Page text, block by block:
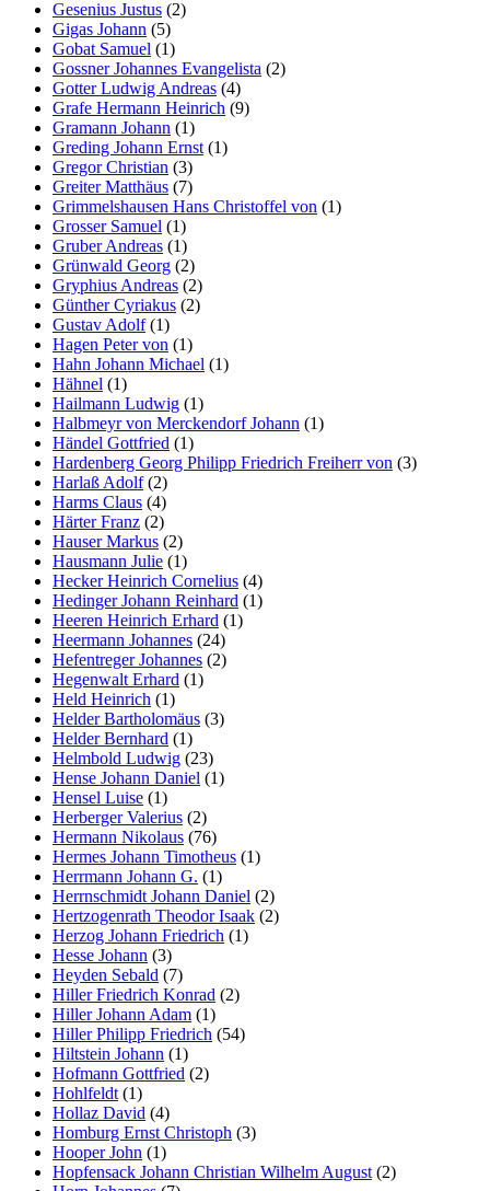
Gesenius Justus (2)
Gigas Johann (5)
Gobat Samuel (1)
Gossner Johannes Evangelista (2)
Gotter Ludwig Andreas (4)
Grafe Hermann Heinrich (9)
Gramann Johann (1)
Greding Johann Ernst (1)
Gregor Christian (3)
Greiter Matthäus (7)
Grimmelshausen Hans Christoffel von (1)
Grosser Samuel (1)
Gruber Andreas (1)
Grünwald Georg (2)
Gryphius Andreas (2)
Günther Cyriakus (2)
Gustav Adolf(1)
Hagen Peter von (1)
Hahn Johann Michael (1)
Hähnel (1)
Hailmann Ludwig (1)
Halbmeyr von Merckendorf Johann (1)
Händel Gottfried (1)
Hardenberg Georg Philipp Friedrich Freiherr von (3)
Harlaß Adolf(2)
Harms Claus (4)
Härter Franz (2)
Hauser Markus (2)
Hausmann Julie (1)
Hecker Heinrich Cornelius (4)
Hedinger Johann Reinhard (1)
Heeren Heinrich Erhard (1)
Heermann Johannes (24)
Hefentreger Johannes (2)
Hegenwalt Erhard (1)
Held Heinrich (1)
Helder Bartholomäus (3)
Helder Bernhard (1)
Helmbold Ludwig (23)
Hense Johann Daniel (1)
Hensel Luise (1)
Herberger Valerius (2)
Hermann Nikolaus (76)
Hermes Johann Timotheus (1)
Herrmann Johann G. (1)
Herrnschmidt Johann Daniel (2)
Hertzogenrath Theodor Isaak (2)
Herzog Johann Friedrich (1)
Hesse Johann (3)
Heyden Sebald (7)
Hiller Friedrich Konrad (2)
Hiller Johann Adam (1)
Hiller Philipp Friedrich (54)
Hiltstein Johann (1)
Hofmann Gottfried (2)
Hohlfeldt (1)
Hollaz David (4)
Homburg Ernst Christoph (3)
Hooper John (1)
Hopfensack Johann Christian Wilhelm August (2)